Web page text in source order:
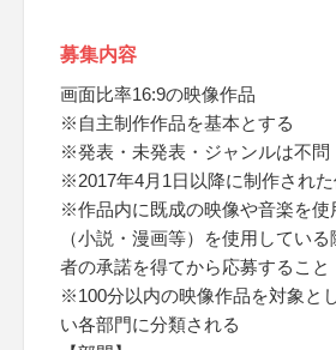
募集内容
画面比率16:9の映像作品
※自主制作作品を基本とする
※発表・未発表・ジャンルは不問
※2017年4月1日以降に制作され
※作品内に既成の映像や音楽を使
（小説・漫画等）を使用してい
者の承諾を得てから応募すること
※100分以内の映像作品を対象と
い各部門に分類される